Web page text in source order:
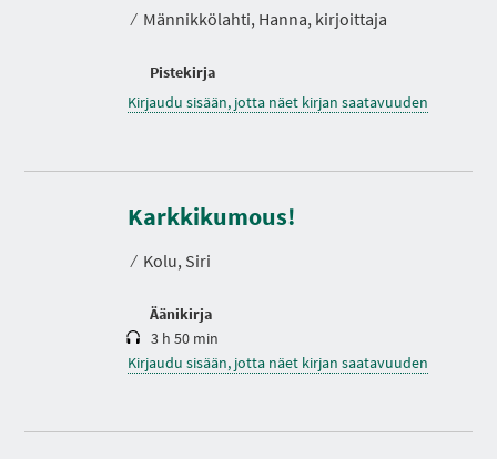
⁄ Männikkölahti, Hanna, kirjoittaja
Pistekirja
Kirjaudu sisään, jotta näet kirjan saatavuuden
Karkkikumous!
⁄ Kolu, Siri
Äänikirja
K
s
t
3 h 50 min
Kirjaudu sisään, jotta näet kirjan saatavuuden